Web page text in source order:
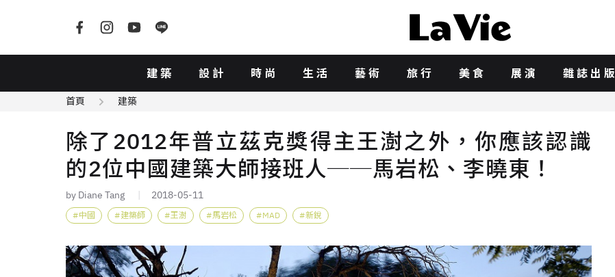
建築 設計 時尚 生活 藝術 旅行 美食 展演 雜誌出版
首頁 建築
除了2012年普立茲克獎得主王澍之外，你應該認識
的2位中國建築大師接班人──馬岩松、李曉東！
by Diane Tang 2018-05-11
中國 建築師 王澍 馬岩松 MAD 新銳